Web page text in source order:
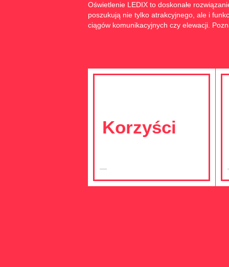
Oświetlenie LEDIX to doskonałe
poszukują nie tylko atrakcyjnego, ale i
ciągów komunikacyjnych czy elewacji.
Korzyści